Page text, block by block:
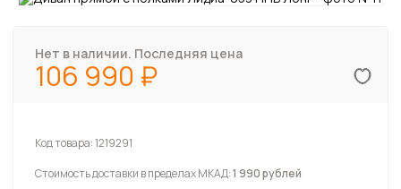
Нет в наличии. Последняя цена
106 990
Код товара:1219291
Стоимость доставки в пределах МКАД:1 990 рублей